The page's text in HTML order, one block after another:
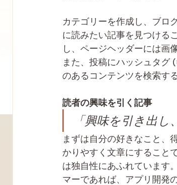
カテゴリーを作成し、ブロ
に読みたい記事を見つける
し、ページヘッダーには画
また、投稿にハッシュタグ (
のあるコンテンツを検索す
読者の興味を引く記事
「興味を引き出し
まずは自分の好きなこと、
かりやすく文章にすること
は独自性にあふれています
マーであれば、アプリ開発